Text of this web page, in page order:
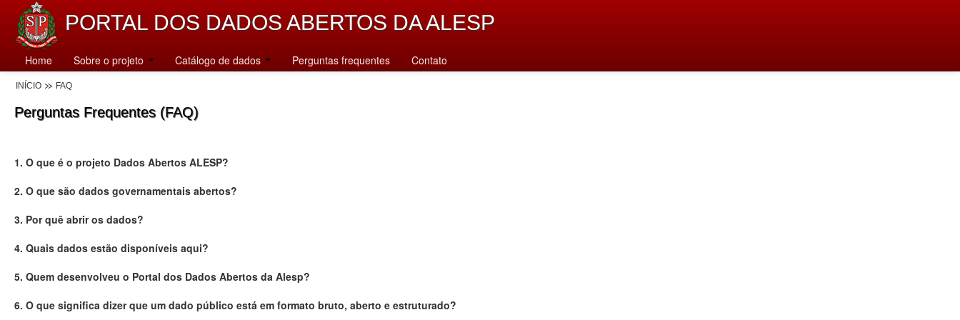
PORTAL DOS DADOS ABERTOS DA ALESP
Home Sobre o projeto Catálogo de dados Perguntas frequentes Contato
INÍCIO FAQ
Perguntas Frequentes (FAQ)
1. O que é o projeto Dados Abertos ALESP?
2. O que são dados governamentais abertos?
3. Por quê abrir os dados?
4. Quais dados estão disponíveis aqui?
5. Quem desenvolveu o Portal dos Dados Abertos da Alesp?
6. O que significa dizer que um dado público está em formato bruto, aberto e estruturado?